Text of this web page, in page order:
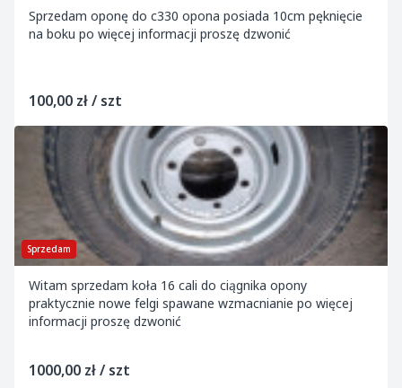
Sprzedam oponę do c330 opona posiada 10cm pęknięcie
na boku po więcej informacji proszę dzwonić
100,00 zł / szt
Sprzedam
Witam sprzedam koła 16 cali do ciągnika opony
praktycznie nowe felgi spawane wzmacnianie po więcej
informacji proszę dzwonić
1000,00 zł / szt